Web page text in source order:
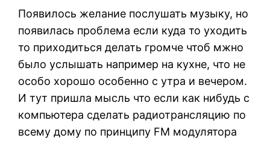
Появилось желание послушать музыку, но
появилась проблема если куда то уходить
то приходиться делать громче чтоб мжно
было услышать например на кухне, что не
особо хорошо особенно с утра и вечером.
И тут пришла мысль что если как нибудь с
компьютера сделать радиотрансляцию по
всему дому по принципу FM модулятора